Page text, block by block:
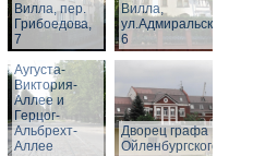
Вилла, пер.
Грибоедова,
7
Вилла,
ул.Адмиральская,
6
Виллы по
Аугуста-
Виктория-
Аллее и
Герцог-
Альбрехт-
Аллее
Дворец графа
Ойленбургского